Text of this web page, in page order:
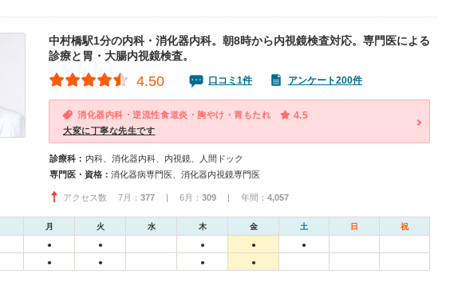
中村橋駅1分の内科・消化器内科。朝8時から内視鏡検査対応。専門医による
診療と胃・大腸内視鏡検査。
4.50 口コミ1件 アンケート200件
消化器内科・逆流性食道炎・胸やけ・胃もたれ 4.5
大変に丁寧な先生です
診療科： 内科、消化器内科、内視鏡、人間ドック
専門医・資格： 消化器病専門医、消化器内視鏡専門医
アクセス数 7月： 377 | 6月： 309 | 年間： 4,057
月 火 水 木 金 土 日 祝
● ● ● ● ●
● ● ● ●